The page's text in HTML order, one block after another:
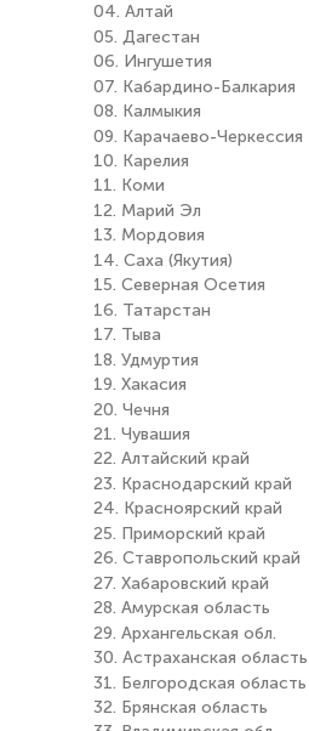
04. Алтай
05. Дагестан
06. Ингушетия
07. Кабардино-Балкария
08. Калмыкия
09. Карачаево-Черкессия
10. Карелия
11. Коми
12. Марий Эл
13. Мордовия
14. Саха (Якутия)
15. Северная Осетия
16. Татарстан
17. Тыва
18. Удмуртия
19. Хакасия
20. Чечня
21. Чувашия
22. Алтайский край
23. Краснодарский край
24. Красноярский край
25. Приморский край
26. Ставропольский край
27. Хабаровский край
28. Амурская область
29. Архангельская обл.
30. Астраханская область
31. Белгородская область
32. Брянская область